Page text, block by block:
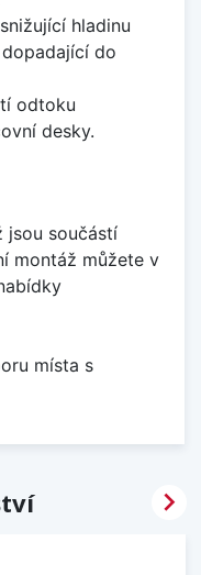
hladinu
do
odtoku
desky.
jsou součástí
montáž můžete v
místa s
